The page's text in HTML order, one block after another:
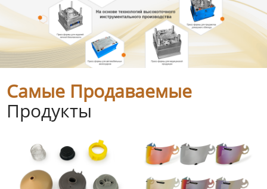
Самые Продаваемые
Продукты